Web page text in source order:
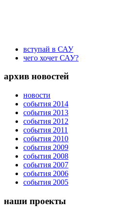
вступай в САУ
чего хочет САУ?
архив новостей
новости
события 2014
события 2013
события 2012
события 2011
события 2010
события 2009
события 2008
события 2007
события 2006
события 2005
наши проекты